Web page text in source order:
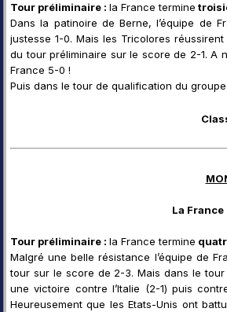
Tour préliminaire : la France termine
Dans la patinoire de Berne, l’équipe de
justesse 1-0. Mais les Tricolores
du tour préliminaire sur le score de 2-1. A
France 5-0 !
Puis dans le tour de qualification du
La
Tour préliminaire : la France termine
Malgré une belle résistance l’équipe de
tour sur le score de 2-3. Mais dans le
une victoire contre l’Italie (2-1) puis
Heureusement que les Etats-Unis ont